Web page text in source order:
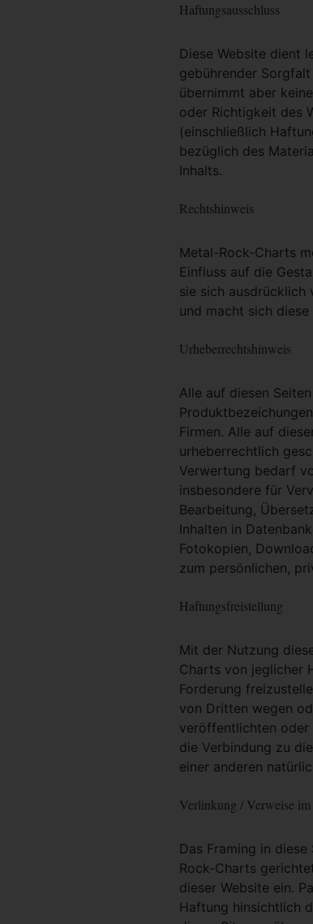
Haftungsausschluss
Diese Website dient
gebührender
übernimmt aber
oder Richtigkeit des
(einschließlich
bezüglich des
Inhalts.
Rechtshinweis
Metal-Rock-Charts
Einfluss auf die
sie sich ausdrücklich
und macht sich
Urheberrechtshinweis
Alle auf diesen
Firmen. Alle auf
urheberrechtlich
Verwertung bedarf
insbesondere für
Bearbeitung,
Inhalten in
Fotokopien,
zum persönlichen,
Haftungsfreistellung
Mit der Nutzung
Charts von jeglicher
Forderung
von Dritten wegen
veröffentlichten oder
die Verbindung zu
einer anderen
Verlinkung / Verweise im
Das Framing in
Rock-Charts
dieser Website ein.
Haftung hinsichtlich